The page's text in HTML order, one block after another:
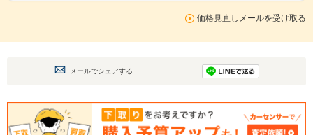
価格見直しメールを受け取る
メールでシェアする